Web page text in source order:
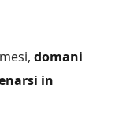
domani
in